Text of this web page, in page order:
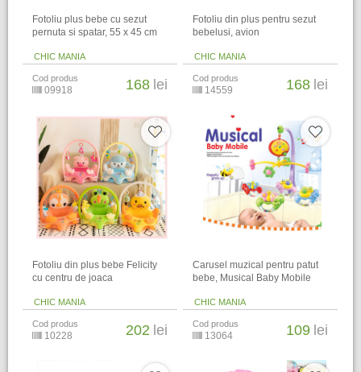
Fotoliu plus bebe cu sezut
pernuta si spatar, 55 x 45 cm
CHIC MANIA
Cod produs
09918 168 lei
Fotoliu din plus pentru sezut
bebelusi, avion
CHIC MANIA
Cod produs
14559 168 lei
Fotoliu din plus bebe Felicity
cu centru de joaca
CHIC MANIA
Cod produs
10228 202 lei
Carusel muzical pentru patut
bebe, Musical Baby Mobile
CHIC MANIA
Cod produs
13064 109 lei